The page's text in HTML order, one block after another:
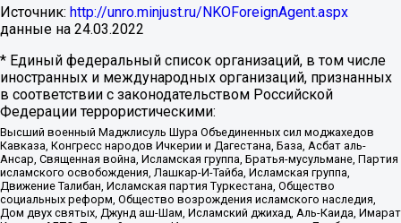
Источник: http://unro.minjust.ru/NKOForeignAgent.aspx
данные на 24.03.2022
* Единый федеральный список организаций, в том числе
иностранных и международных организаций, признанных
в соответствии с законодательством Российской
Федерации террористическими:
Высший военный Маджлисуль Шура Объединенных сил моджахедов
Кавказа, Конгресс народов Ичкерии и Дагестана, База, Асбат аль-
Ансар, Священная война, Исламская группа, Братья-мусульмане, Партия
исламского освобождения, Лашкар-И-Тайба, Исламская группа,
Движение Талибан, Исламская партия Туркестана, Общество
социальных реформ, Общество возрождения исламского наследия,
Дом двух святых, Джунд аш-Шам, Исламский джихад, Аль-Каида, Имарат